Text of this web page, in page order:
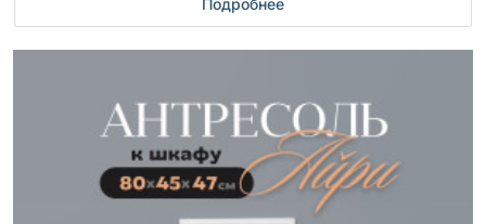
Подробнее